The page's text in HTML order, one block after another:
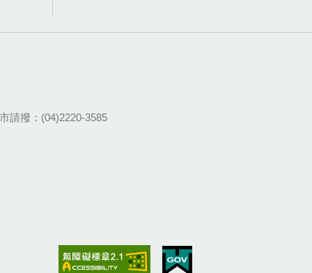
請撥：(04)2220-3585